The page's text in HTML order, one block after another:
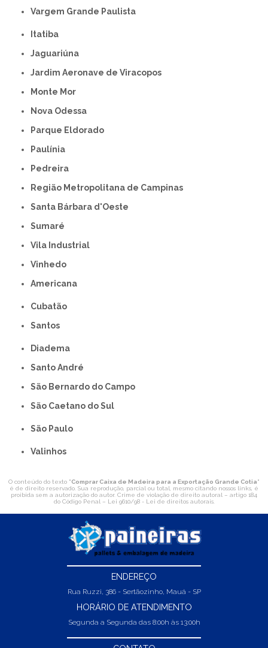
Vargem Grande Paulista
Itatiba
Jaguariúna
Jardim Aeronave de Viracopos
Monte Mor
Nova Odessa
Parque Eldorado
Paulínia
Pedreira
Região Metropolitana de Campinas
Santa Bárbara d'Oeste
Sumaré
Vila Industrial
Vinhedo
americana
Cubatão
Santos
Diadema
Santo André
São Bernardo do Campo
São Caetano do Sul
São Paulo
Valinhos
O conteúdo do texto "Comprar Caixa de Madeira para a Exportação Grande Cotia"
é de direito reservado. Sua reprodução, parcial ou total, mesmo citando nossos links, é
proibida sem a autorização do autor. Crime de violação de direito autoral – artigo 184
do Código Penal – Lei 9610/98 - Lei de direitos autorais.
ENDEREÇO
Rua Ruzzi, 386 - Sertãozinho, Mauá - SP
HORÁRIO DE ATENDIMENTO
Segunda a Segunda das 8:00h às 13:00h